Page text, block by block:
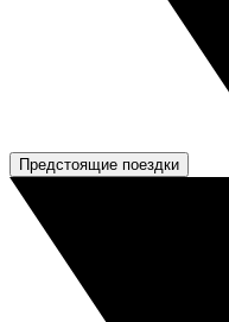
Предстоящие поездки